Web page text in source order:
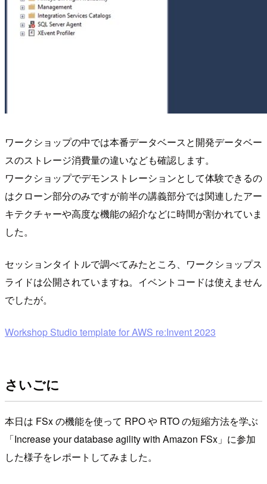
ワークショップの中では本番データベースと開発データベー
スのストレージ消費量の違いなども確認します。
ワークショップでデモンストレーションとして体験できるの
はクローン部分のみですが前半の講義部分では関連したアー
キテクチャーや高度な機能の紹介などに時間が割かれていま
した。
セッションタイトルで調べてみたところ、ワークショップス
ライドは公開されていますね。イベントコードは使えません
でしたが。
Workshop Studio template for AWS re:Invent 2023
さいごに
本日は FSx の機能を使って RPO や RTO の短縮方法を学ぶ
「Increase your database agility with Amazon FSx」に参加
した様子をレポートしてみました。